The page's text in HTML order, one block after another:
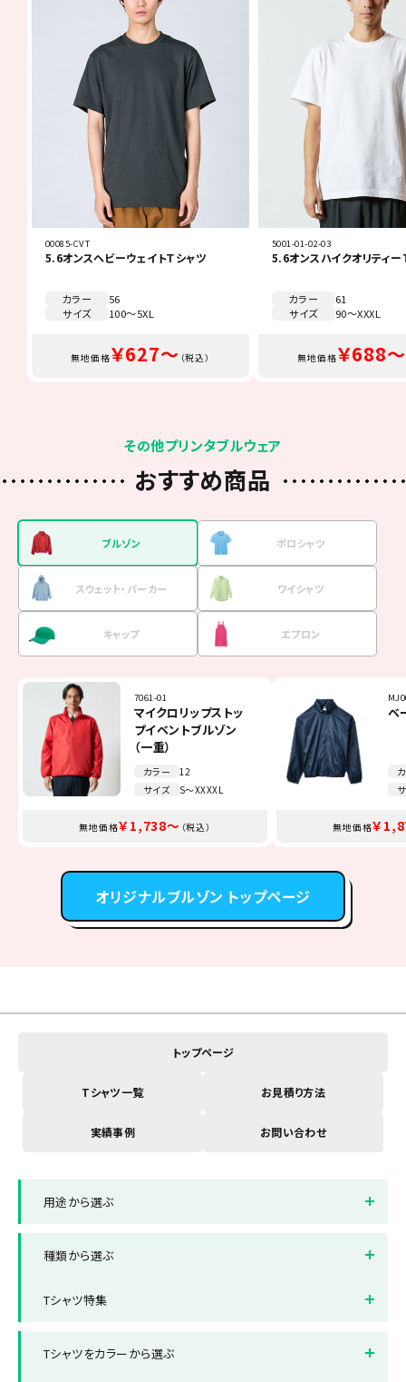
00085-CVT
5.6オンスヘビーウェイトＴシャツ
カラー
56
サイズ
100～5XL
無地価格￥627～ （税込）
5001-01-02-03
5.6オンスハイクオリティ
カラー
61
サイズ
90～XXXL
無地価格￥688～
その他プリンタブルウェア
おすすめ商品
ブルゾン ポロシャツ
スウェット・ パーカー ワイシャツ
キャップ エプロン
7061-01
マイクロリップストッ
プイベントブルゾン
（一重）
カラー
12
サイズ
S～XXXXL
無地価格￥1,738～ （税込）
ベ
無地価格￥
オリジナルブルゾン トップページ
00141-NVP
5.8オンスT／Cポロシ
ャツ（ポケット無し）
カラー
11
サイズ
SS～5L
無地価格￥1,100～ （税込） 無地価格￥
00216-MLH
8.4オンス フーデッ
ドライトパーカー
カラー
16
サイズ
100～2XL
無地価格￥2,035～ （税込） 無地価格￥
FB4510U
オックスフォード長袖
シャツ
カラー
13
サイズ
SS～4L
無地価格￥3,245～ （税込）
オ
無地価格￥
00700-EVM
イベントメッシュキャ
ップ
カラー
51
サイズ
F～JL
無地価格￥308～（税込）
リ
無地価格￥
TCA-014
Beeエプロン
カラー
7
サイズ
F
無地価格￥1,375～ （税込）
ミ
無地価格￥
トップページ
Tシャツ一覧 お見積り方法
実績事例 お問い合わせ
用途から選ぶ
クラスTシャツ
種類から選ぶ
半袖Tシャツ
レディースサイズTシャツ
Tシャツ特集
ツ
Tシャツをカラーから選ぶ